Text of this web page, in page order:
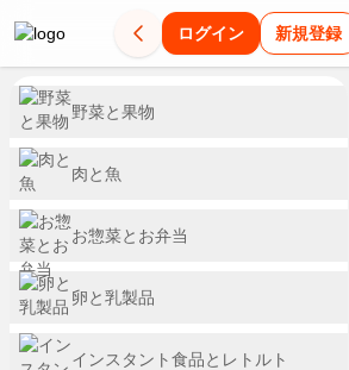
ログイン 新規登録
野菜と果物
肉と魚
お惣菜とお弁当
卵と乳製品
インスタント食品とレトルト